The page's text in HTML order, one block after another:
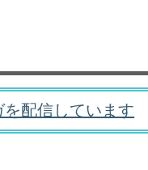
配信しています